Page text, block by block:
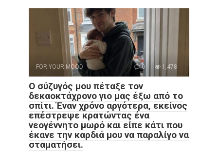
FOR YOUR MOOD 0 1,478
Ο σύζυγός μου πέταξε τον
δεκαοκτάχρονο γιο μας έξω από το
σπίτι. Έναν χρόνο αργότερα, εκείνος
επέστρεψε κρατώντας ένα
νεογέννητο μωρό και είπε κάτι που
έκανε την καρδιά μου να παραλίγο να
σταματήσει.